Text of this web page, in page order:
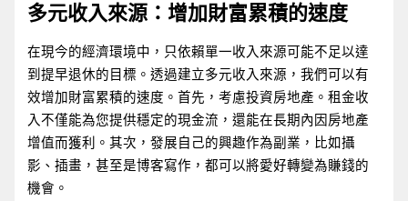
多元收入來源：增加財富累積的速度
在現今的經濟環境中，只依賴單一收入來源可能不足以達
到提早退休的目標。透過建立多元收入來源，我們可以有
效增加財富累積的速度。首先，考慮投資房地產。租金收
入不僅能為您提供穩定的現金流，還能在長期內因房地產
增值而獲利。其次，發展自己的興趣作為副業，比如攝
影、插畫，甚至是博客寫作，都可以將愛好轉變為賺錢的
機會。